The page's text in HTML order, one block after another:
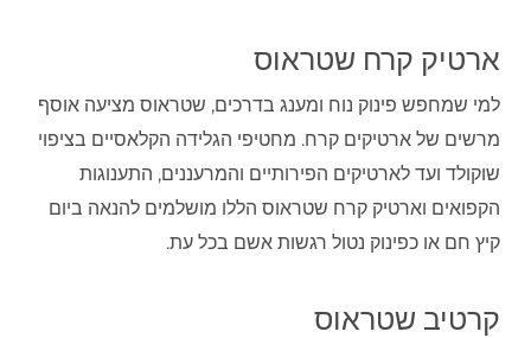
ארטיק קרח שטראוס
למי שמחפש פינוק נוח ומענג בדרכים, שטראוס מציעה אוסף
מרשים של ארטיקים קרח. מחטיפי הגלידה הקלאסיים בציפוי
שוקולד ועד לארטיקים הפירותיים והמרעננים, התענוגות
הקפואים וארטיק קרח שטראוס הללו מושלמים להנאה ביום
קיץ חם או כפינוק נטול רגשות אשם בכל עת.
קרטיב שטראוס